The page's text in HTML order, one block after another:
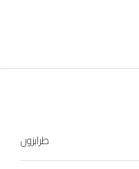
طرابزون